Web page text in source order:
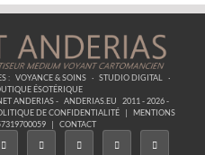
: VOYANCE & SOINS · STUDIO DIGITAL
·
ÉSOTÉRIQUE
ANDERIAS - ANDERIAS.EU
2011 - 2026 -
DE CONFIDENTIALITÉ |
MENTIONS
| CONTACT